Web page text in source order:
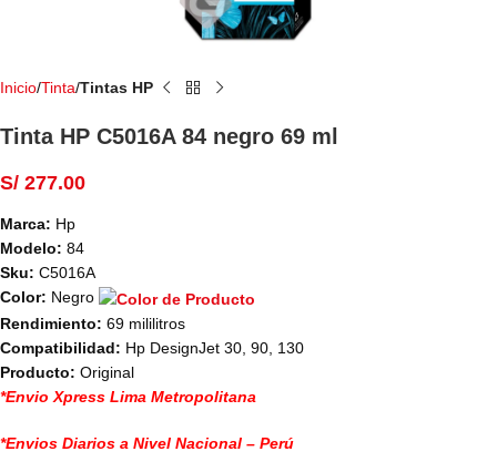
Inicio Tinta Tintas HP
Tinta HP C5016A 84 negro 69 ml
S/ 277.00
Marca: Hp
Modelo: 84
Sku: C5016A
Color: Negro
Rendimiento: 69 mililitros
Compatibilidad: Hp DesignJet 30, 90, 130
Producto: Original
*Envio Xpress Lima Metropolitana
*Envios Diarios a Nivel Nacional – Perú